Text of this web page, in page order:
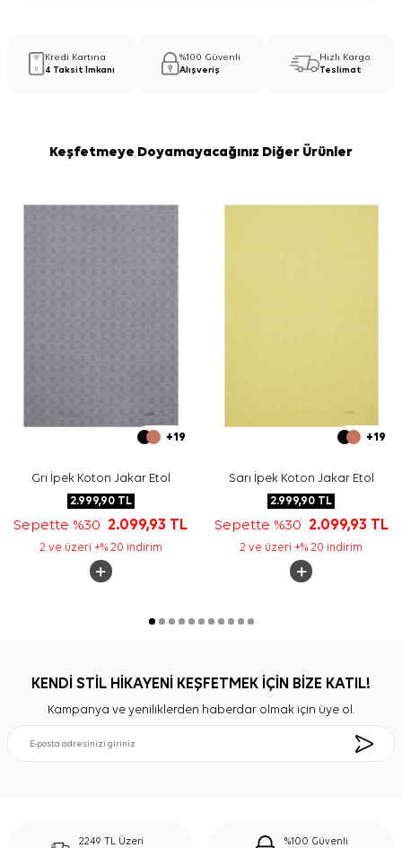
Kredi Kartına
4 Taksit İmkanı
%100 Güvenli
Alışveriş
Hızlı Kargo
Teslimat
Keşfetmeye Doyamayacağınız Diğer Ürünler
+19
Gri İpek Koton Jakar Etol
2.999,90TL
Sepette %30 2.099,93 TL
2 ve üzeri +% 20 indirim
+19
Sarı İpek Koton Jakar Etol
2.999,90 TL
Sepette %30 2.099,93 TL
2 ve üzeri +% 20 indirim
KENDİ STİL HİKAYENİ KEŞFETMEK İÇİN BİZE KATIL!
Kampanya ve yeniliklerden haberdar olmak için üye ol.
2249 TL Üzeri
%100 Güvenli